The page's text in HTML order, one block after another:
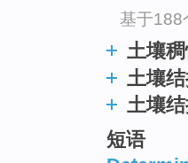
基于188
土壤
土壤
土壤
短语